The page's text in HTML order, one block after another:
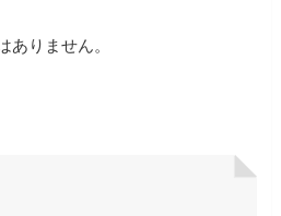
ありません。